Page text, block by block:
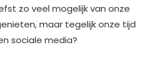
zo veel mogelijk van onze
maar tegelijk onze tijd
sociale media?